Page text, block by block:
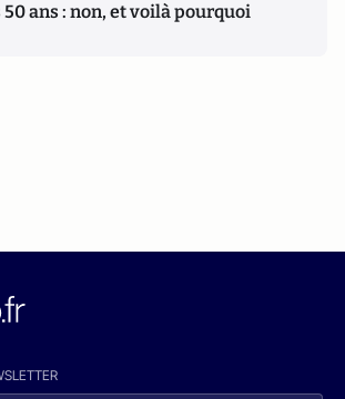
ans : non, et voilà pourquoi